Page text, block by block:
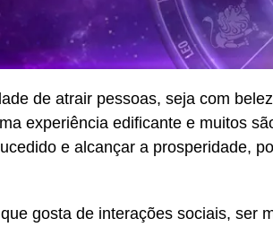
de atrair pessoas, seja com
experiência edificante e muitos
e alcançar a prosperidade,
gosta de interações sociais, ser